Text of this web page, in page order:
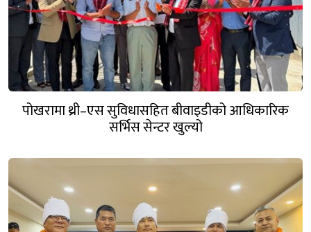
पोखरामा थ्री–एस सुविधासहित बीवाइडीको आधिकारिक
सर्भिस सेन्टर खुल्यो